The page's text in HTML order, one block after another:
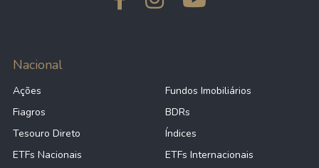
Nacional
Ações
Fundos Imobiliários
Fiagros
BDRs
Tesouro Direto
Índices
ETFs Nacionais
ETFs Internacionais